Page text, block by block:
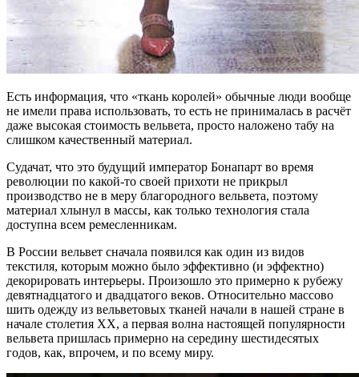
Есть информация, что «ткань королей» обычные люди вообще
не имели права использовать, то есть не принималась в расчёт
даже высокая стоимость вельвета, просто наложено табу на
слишком качественный материал.
Судачат, что это будущий император Бонапарт во время
революции по какой-то своей прихоти не прикрыл
производство не в меру благородного вельвета, поэтому
материал хлынул в массы, как только технология стала
доступна всем ремесленникам.
В России вельвет сначала появился как один из видов
текстиля, которым можно было эффективно (и эффектно)
декорировать интерьеры. Произошло это примерно к рубежу
девятнадцатого и двадцатого веков. Относительно массово
шить одежду из вельветовых тканей начали в нашей стране в
начале столетия ХХ, а первая волна настоящей популярности
вельвета пришлась примерно на середину шестидесятых
годов, как, впрочем, и по всему миру.